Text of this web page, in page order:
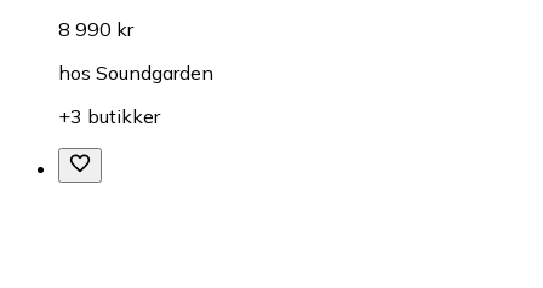
8 990 kr
hos Soundgarden
+3 butikker